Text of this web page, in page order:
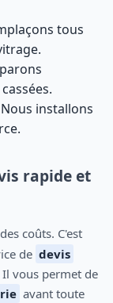
tous
installons
rapide et
coûts. C'est
de devis
Il vous permet de
avant toute